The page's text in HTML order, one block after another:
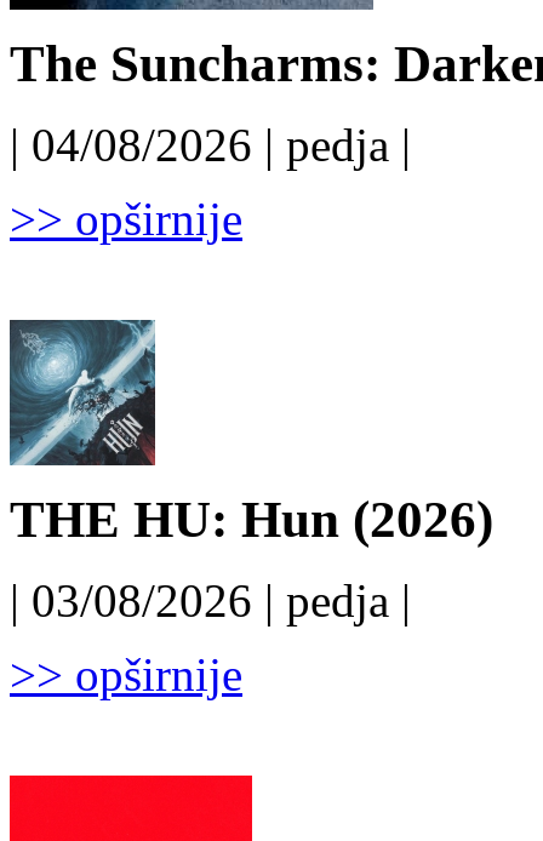
The Suncharms:
| 04/08/2026 | pedja |
>> opširnije
THE HU: Hun (2026)
| 03/08/2026 | pedja |
>> opširnije